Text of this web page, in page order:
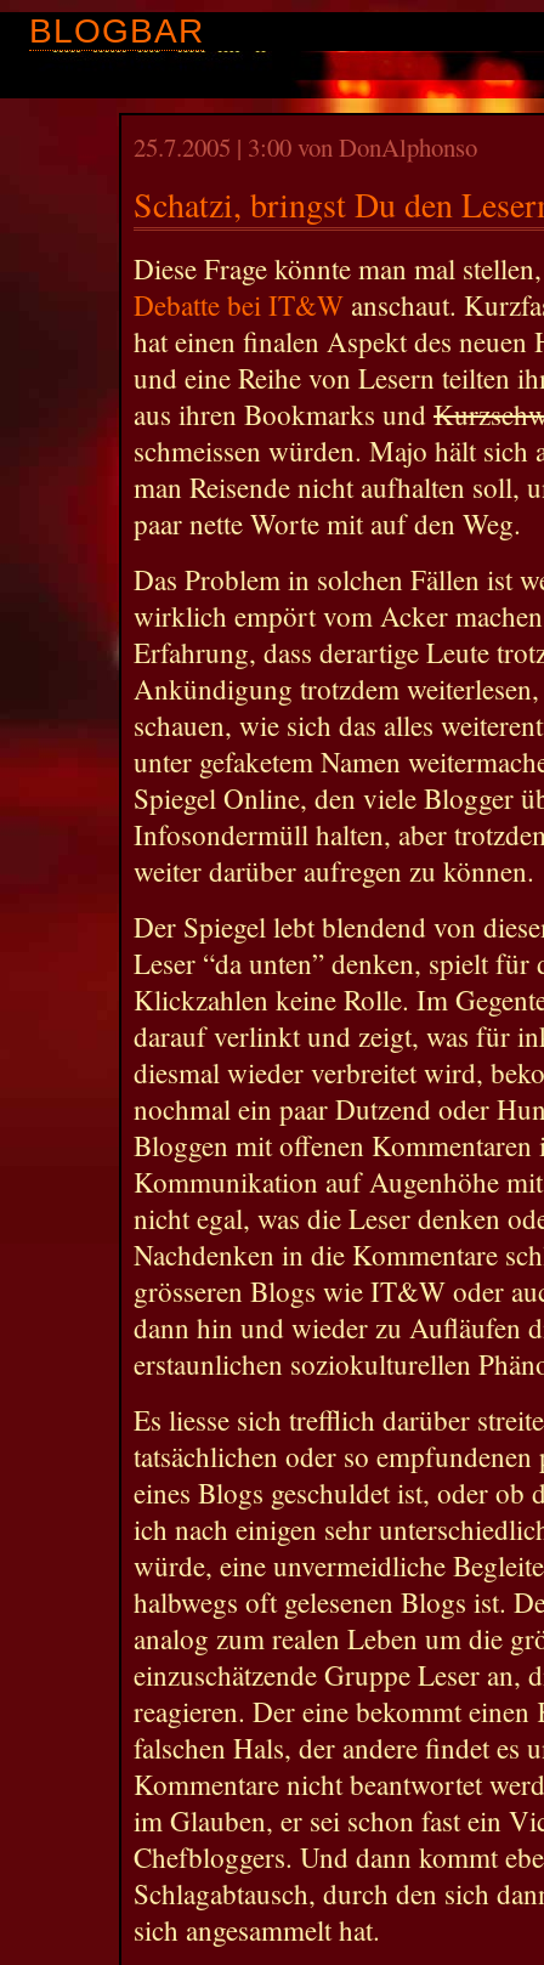
BLOGBAR
25.7.2005 | 3:00 von DonAlphonso
Schatzi, bringst Du den
Diese Frage könnte man mal
Debatte bei IT&W anschaut.
hat einen finalen Aspekt des neuen
und eine Reihe von Lesern teilten
aus ihren Bookmarks und
schmeissen würden. Majo hält sich
man Reisende nicht aufhalten soll,
paar nette Worte mit auf den Weg.
Das Problem in solchen Fällen ist
wirklich empört vom Acker
Erfahrung, dass derartige Leute
Ankündigung trotzdem
schauen, wie sich das alles
unter gefaketem Namen
Spiegel Online, den viele Blogger
Infosondermüll halten, aber
weiter darüber aufregen zu können.
Der Spiegel lebt blendend von
Leser “da unten” denken, spielt für
Klickzahlen keine Rolle. Im
darauf verlinkt und zeigt, was für
diesmal wieder verbreitet wird,
nochmal ein paar Dutzend oder
Bloggen mit offenen Kommentaren
Kommunikation auf Augenhöhe
nicht egal, was die Leser denken
Nachdenken in die Kommentare
grösseren Blogs wie IT&W oder
dann hin und wieder zu Aufläufen
erstaunlichen soziokulturellen
Es liesse sich trefflich darüber
tatsächlichen oder so
eines Blogs geschuldet ist, oder ob
ich nach einigen sehr
würde, eine unvermeidliche
halbwegs oft gelesenen Blogs ist.
analog zum realen Leben um die
einzuschätzende Gruppe Leser an,
reagieren. Der eine bekommt
falschen Hals, der andere findet es
Kommentare nicht beantwortet
im Glauben, er sei schon fast ein
Chefbloggers. Und dann kommt
Schlagabtausch, durch den sich
sich angesammelt hat.